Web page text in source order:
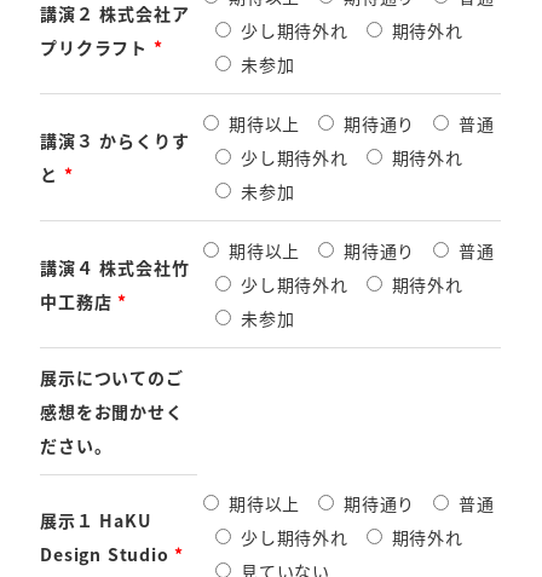
講演２ 株式会社ア
プリクラフト *
少し期待外れ
期待外れ
未参加
講演３ からくりす
と *
期待以上 期待通り
普通
少し期待外れ
期待外れ
未参加
講演４ 株式会社竹
中工務店*
期待以上 期待通り
普通
少し期待外れ
期待外れ
未参加
展示についてのご
感想をお聞かせく
ださい。
展示１ HaKU
Design Studio*
期待以上 期待通り
普通
少し期待外れ
期待外れ
見ていない